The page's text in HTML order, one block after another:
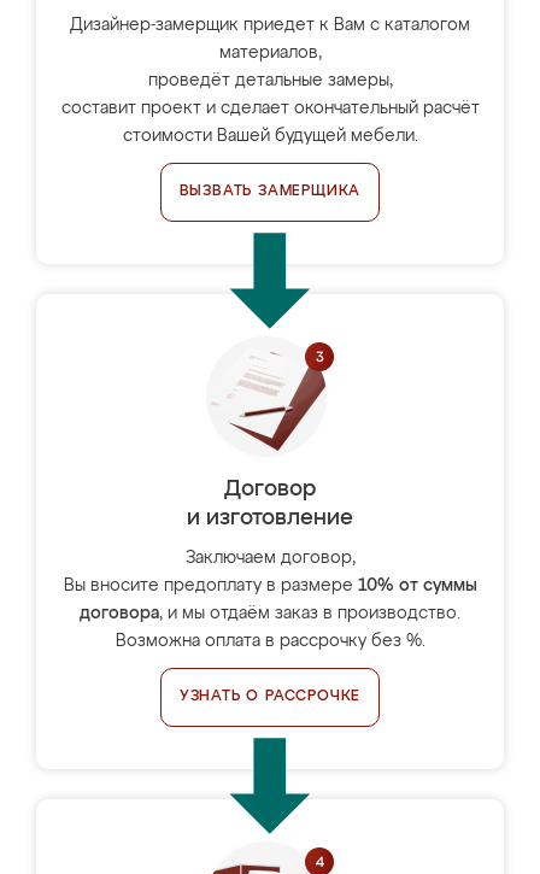
Дизайнер-замерщик приедет к Вам с каталогом
материалов,
проведёт детальные замеры,
составит проект и сделает окончательный расчёт
стоимости Вашей будущей мебели.
ВЫЗВАТЬ ЗАМЕРЩИКА
Договор
и изготовление
Заключаем договор,
Вы вносите предоплату в размере 10% от суммы
договора, и мы отдаём заказ в производство.
Возможна оплата в рассрочку без %.
УЗНАТЬ О РАССРОЧКЕ